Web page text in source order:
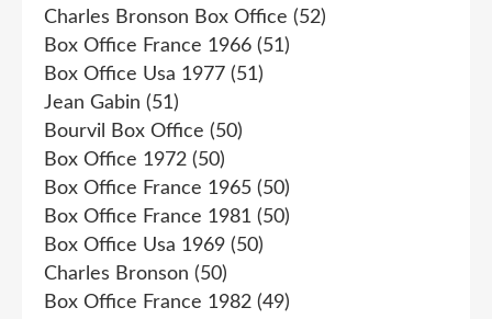
Charles Bronson Box Office (52)
Box Office France 1966 (51)
Box Office Usa 1977 (51)
Jean Gabin (51)
Bourvil Box Office (50)
Box Office 1972 (50)
Box Office France 1965 (50)
Box Office France 1981 (50)
Box Office Usa 1969 (50)
Charles Bronson (50)
Box Office France 1982 (49)